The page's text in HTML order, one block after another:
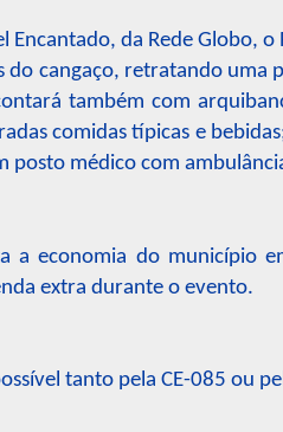
Encantado, da Rede Globo,
do cangaço, retratando
também com
comidas típicas e
posto médico com
a economia do município
extra durante o evento.
tanto pela CE-085 ou